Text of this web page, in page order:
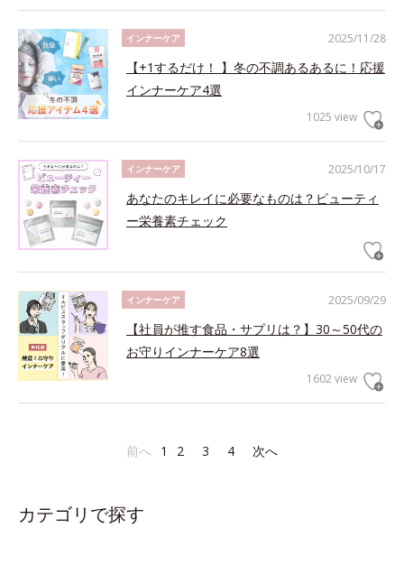
2025/11/28
インナーケア
【+1するだけ！ 】冬の不調あるあるに！応援
インナーケア4選
1025 view
2025/10/17
インナーケア
あなたのキレイに必要なものは？ビューティ
ー栄養素チェック
2025/09/29
インナーケア
【社員が推す食品・サプリは？】30～50代の
お守りインナーケア8選
1602 view
前へ 1 2 3 4 次へ
カテゴリで探す